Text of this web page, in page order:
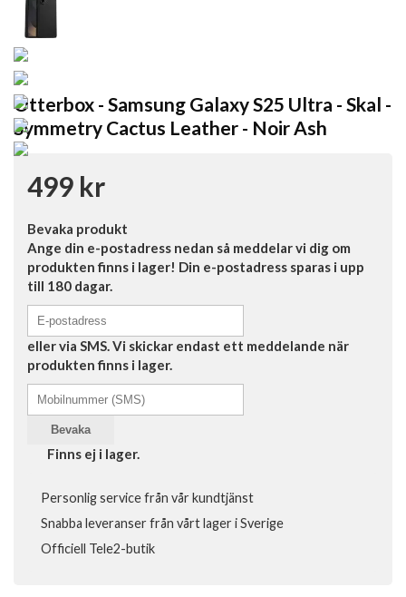
Otterbox - Samsung Galaxy S25 Ultra - Skal -
Symmetry Cactus Leather - Noir Ash
499 kr
Bevaka produkt
Ange din e-postadress nedan så meddelar vi dig om
produkten finns i lager! Din e-postadress sparas i upp
till 180 dagar.
eller via SMS. Vi skickar endast ett meddelande när
produkten finns i lager.
Bevaka
Finns ej i lager.
Personlig service från vår kundtjänst
Snabba leveranser från vårt lager i Sverige
Officiell Tele2-butik